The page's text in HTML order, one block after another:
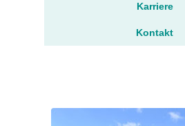
Karriere
Kontakt